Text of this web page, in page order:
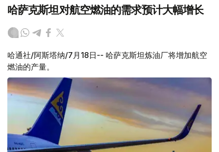
哈萨克斯坦对航空燃油的需求预计大幅增长
哈通社/阿斯塔纳/7月18日-- 哈萨克斯坦炼油厂将增加航空
燃油的产量。